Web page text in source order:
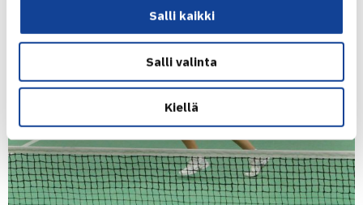
Salli kaikki
Salli valinta
Kiellä